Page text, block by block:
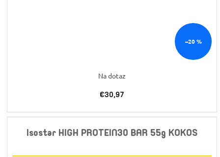
–20 %
Na dotaz
€30,97
Isostar HIGH PROTEIN30 BAR 55g KOKOS